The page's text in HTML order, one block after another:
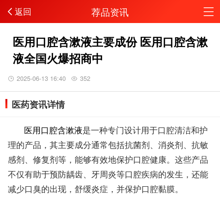
返回 荐品资讯
医用口腔含漱液主要成份 医用口腔含漱
液全国火爆招商中
2025-06-13 16:40 352
医药资讯详情
医用口腔含漱液是一种专门设计用于口腔清洁和护
理的产品，其主要成分通常包括抗菌剂、消炎剂、抗敏
感剂、修复剂等，能够有效地保护口腔健康。这些产品
不仅有助于预防龋齿、牙周炎等口腔疾病的发生，还能
减少口臭的出现，舒缓炎症，并保护口腔黏膜。